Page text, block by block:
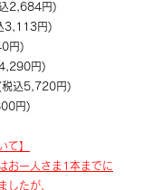
2,684円)
3,113円)
円)
円)
税込5,720円)
円)
て】
お一人さま1本までに
したが、